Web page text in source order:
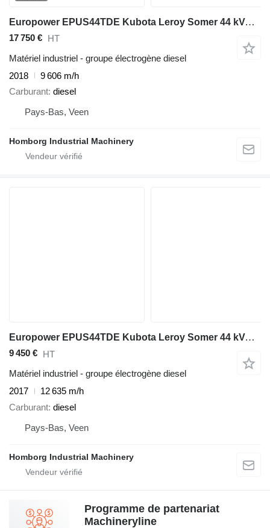
Europower EPUS44TDE Kubota Leroy Somer 44 kVA Supersilent Rental generator
17 750 € HT
Matériel industriel - groupe électrogène diesel
2018
9 606 m/h
Carburant diesel
Pays-Bas, Veen
Homborg Industrial Machinery
Europower EPUS44TDE Kubota Leroy Somer 44 kVA Supersilent Rental generator
9 450 € HT
Matériel industriel - groupe électrogène diesel
2017
12 635 m/h
Carburant diesel
Pays-Bas, Veen
Homborg Industrial Machinery
Programme de partenariat
Machineryline